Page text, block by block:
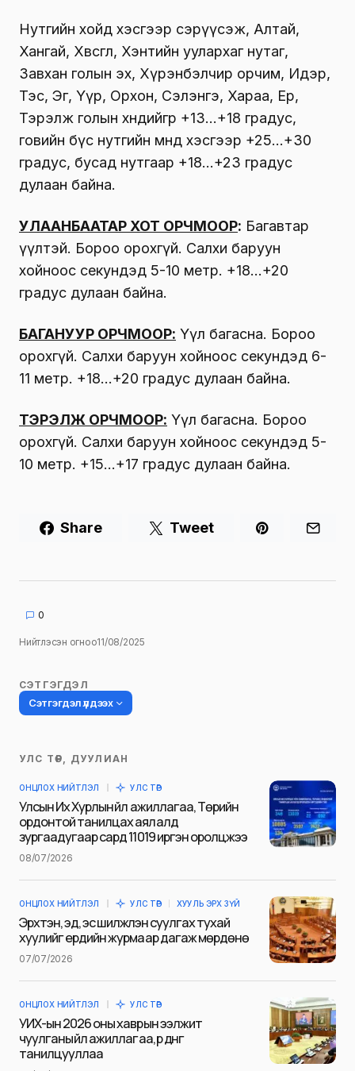
Нутгийн хойд хэсгээр сэрүүсэж, Алтай,
Хангай, Хөвсгөл, Хэнтийн уулархаг нутаг,
Завхан голын эх, Хүрэнбэлчир орчим, Идэр,
Тэс, Эг, Үүр, Орхон, Сэлэнгэ, Хараа, Ерөө,
Тэрэлж голын хөндийгөөр +13…+18 градус,
говийн бүс нутгийн өмнөд хэсгээр +25…+30
градус, бусад нутгаар +18…+23 градус
дулаан байна.
УЛААНБААТАР ХОТ ОРЧМООР: Багавтар
үүлтэй. Бороо орохгүй. Салхи баруун
хойноос секундэд 5-10 метр. +18…+20
градус дулаан байна.
БАГАНУУР ОРЧМООР: Үүл багасна. Бороо
орохгүй. Салхи баруун хойноос секундэд 6-
11 метр. +18…+20 градус дулаан байна.
ТЭРЭЛЖ ОРЧМООР: Үүл багасна. Бороо
орохгүй. Салхи баруун хойноос секундэд 5-
10 метр. +15…+17 градус дулаан байна.
Share Tweet
0
Нийтлэсэн огноо11/08/2025
СЭТГЭГДЭЛ
Сэтгэгдэл үлдээх
Таны имэйл хаягийг нийтлэхгүй.
тэмдэглэсэн
Сэтгэгдэл*
Name
УЛС ТӨР, ДУУЛИАН
ОНЦЛОХ НИЙТЛЭЛ УЛС ТӨР
Улсын Их Хурлын үйл ажиллагаа, Төрийн
ордонтой танилцах аялалд
зургаадугаар сард 11019 иргэн оролцжээ
08/07/2026
ОНЦЛОХ НИЙТЛЭЛ УЛС ТӨР ХУУЛЬ ЭРХ ЗҮЙ
Эрхтэн, эд, эс шилжүүлэн суулгах тухай
хуулийг ердийн журмаар дагаж мөрдөнө
07/07/2026
ОНЦЛОХ НИЙТЛЭЛ УЛС ТӨР
УИХ-ын 2026 оны хаврын ээлжит
чуулганы үйл ажиллагаа, үр дүнг
танилцууллаа